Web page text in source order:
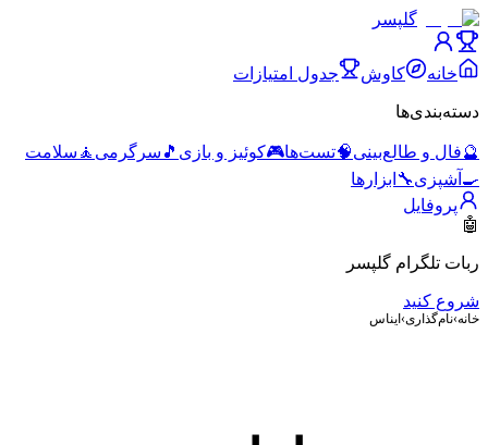
گلپسر
خانه کاوش جدول امتیازات
دسته‌بندی‌ها
🔮فال و طالع‌بینی🧠تست‌ها🎮کوئیز و بازی 🎵 سرگرمی 🧘 سلامت
🍳 آشپزی🔧 ابزارها
پروفایل
🤖
ربات تلگرام گلپسر
شروع کنید
خانه›نام‌گذاری› ایناس